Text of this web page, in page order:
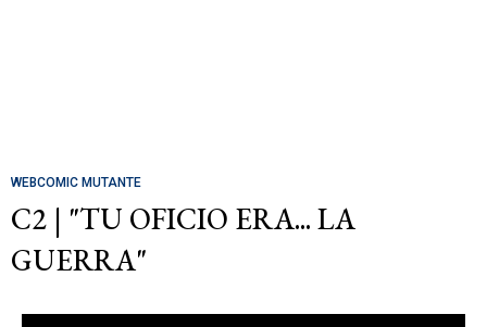
WEBCOMIC MUTANTE
C2 | "TU OFICIO ERA... LA
GUERRA"